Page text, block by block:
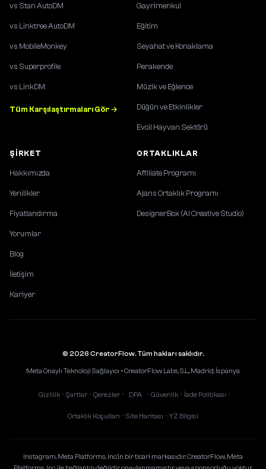
vs Stan AutoDM
vs Linktree AutoDM
vs MobileMonkey
vs Superprofile
vs LinkDM
Tüm Karşılaştırmaları Gör →
Gayrimenkul
Eğitim
Seyahat ve Konaklama
Perakende
Müzik ve Eğlence
Düğün ve Etkinlikler
Evcil Hayvan Sektörü
ŞIRKET
Hakkımızda
Yenilikler
Fiyatlandırma
Yorumlar
Blog
İletişim
Kariyer
ORTAKLIKLAR
Affiliate Programı
Ajans Ortaklık Programı
DesignerBox (AI Creative Studio)
© 2026 CreatorFlow. Tüm hakları saklıdır.
Meta Onaylı Teknoloji Sağlayıcı • CreatorFlow Labs, S.L., Madrid, İspanya
Gizlilik • Şartlar • Çerezler • DPA • Güvenlik • İade Politikası •
Ortaklık Koşulları • Site Haritası • YZ Bilgisi
Instagram, Meta Platforms, Inc.'in bir ticari markasıdır. CreatorFlow, Meta